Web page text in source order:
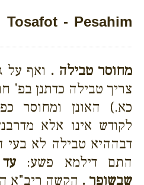
Tosafot - Pesahim
מחוסר טבילה . ואף על
צריך טבילה כדתנן בפ'
כא.) האונן ומחוסר
לקודש אינו אלא
דבההיא טבילה לא בעי
התם דילמא פשע:
שבשופר . הקשה ריב"א